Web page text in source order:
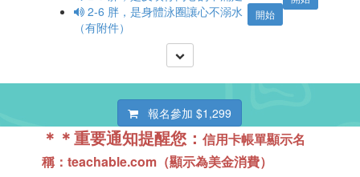
開始
2-6 胖，是身體泳圈讓心不溺水
（有附件）
報名參加$1,299
＊＊重要通知提醒您：信用卡帳單顯示名
稱：teachable.com（顯示為美金消費）